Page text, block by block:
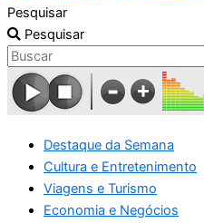
Pesquisar
Pesquisar
Destaque da Semana
Cultura e Entretenimento
Viagens e Turismo
Economia e Negócios